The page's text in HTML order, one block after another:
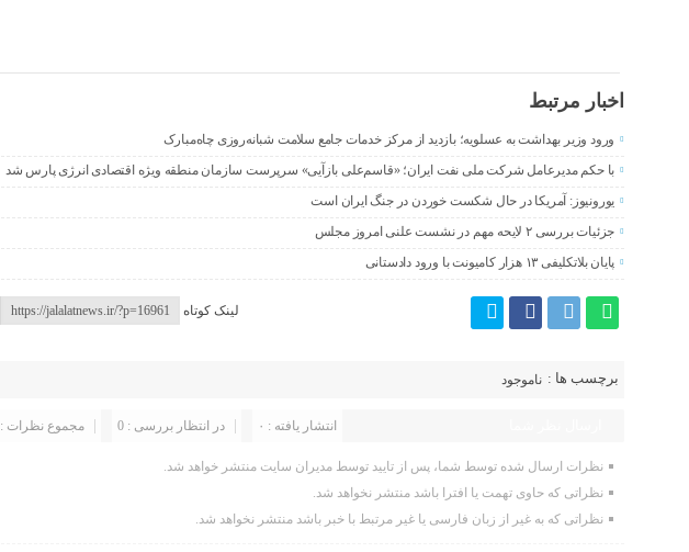
اخبار مرتبط
ورود وزیر بهداشت به عسلویه؛ بازدید از مرکز خدمات جامع سلامت شبانه‌روزی چاه‌مبارک
با حکم مدیرعامل شرکت ملی نفت ایران؛ «قاسم‌علی بازآیی» سرپرست سازمان منطقه ویژه اقتصادی انرژی پارس شد
یورونیوز: آمریکا در حال شکست خوردن در جنگ ایران است
جزئیات بررسی ۲ لایحه مهم در نشست علنی امروز مجلس
پایان بلاتکلیفی ۱۳ هزار کامیونت با ورود دادستانی
لینک کوتاه
برچسب ها : ناموجود
مجموع نظرات : 0 در انتظار بررسی : 0 انتشار یافته : ۰
نظرات ارسال شده توسط شما، پس از تایید توسط مدیران سایت منتشر خواهد شد.
نظراتی که حاوی تهمت یا افترا باشد منتشر نخواهد شد.
نظراتی که به غیر از زبان فارسی یا غیر مرتبط با خبر باشد منتشر نخواهد شد.